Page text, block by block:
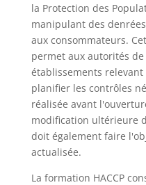
la Protection des
manipulant des
aux consommateurs.
permet aux autorités
établissements
planifier les contrôles
réalisée avant
modification ultérieure
doit également faire
actualisée.
La formation HACCP